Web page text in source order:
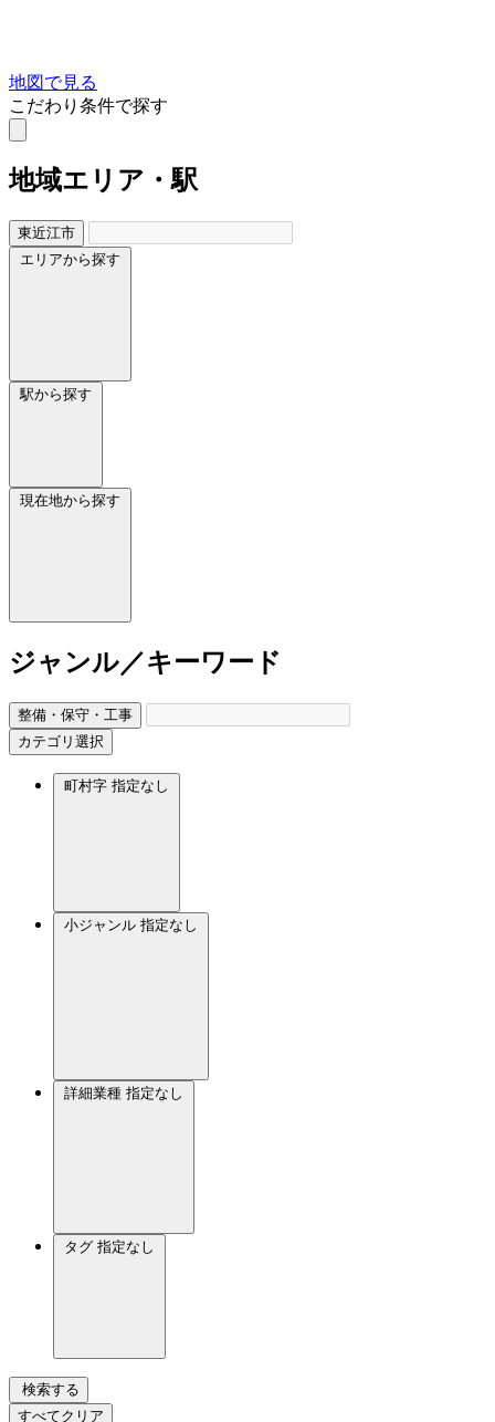
地図で見る
こだわり条件で探す
地域エリア・駅
東近江市
エリアから探す
駅から探す
現在地から探す
ジャンル／キーワード
整備・保守・工事
カテゴリ選択
町村字 指定なし
小ジャンル 指定なし
詳細業種 指定なし
タグ 指定なし
検索する
すべてクリア